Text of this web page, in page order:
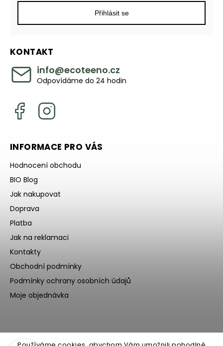
KONTAKT
info@ecoteeno.cz
Odpovídáme do 24 hodin
Přihlásit se
INFORMACE PRO VÁS
Hodnocení obchodu
BIO Blog
Jak nakupovat
Doprava
Platba
Jak na reklamaci
Kontakty
Obchodní podmínky
Podmínky ochrany osobních údajů
Moje objednávka